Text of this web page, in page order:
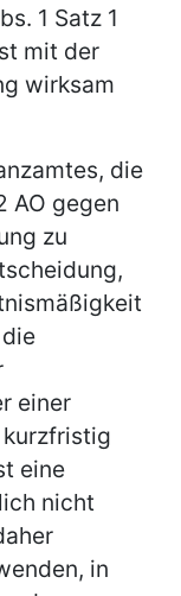
1 Satz 1
mit der
wirksam
die
AO gegen
zu
einer
eine
nicht
in